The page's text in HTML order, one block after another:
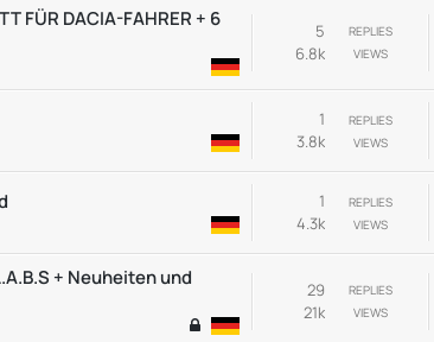
FÜR DACIA-FAHRER + 6
REPLIES
5
VIEWS
6.8k
REPLIES
1
VIEWS
3.8k
REPLIES
1
VIEWS
4.3k
+ Neuheiten und
REPLIES
29
VIEWS
21k